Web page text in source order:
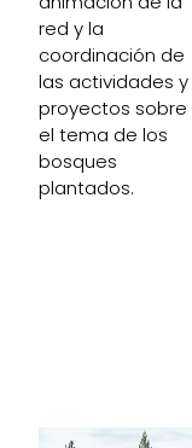
red y la
coordinación de
las actividades y
proyectos sobre
el tema de los
bosques
plantados.